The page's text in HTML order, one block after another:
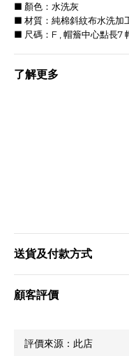
■ 顏色：水洗灰
■ 材質：純棉斜紋布水洗加
■ 尺碼：F , 帽簷中心點長7
了解更多
送貨及付款方式
顧客評價